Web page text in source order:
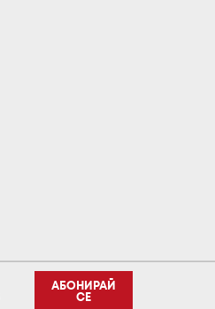
АБОНИРАЙ
СЕ